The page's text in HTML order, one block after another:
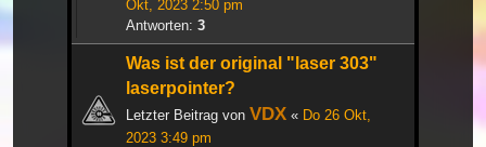
Okt, 2023 2:50 pm
Antworten: 3
Was ist der original "laser 303"
laserpointer?
Letzter Beitrag von VDX « Do 26 Okt,
2023 3:49 pm